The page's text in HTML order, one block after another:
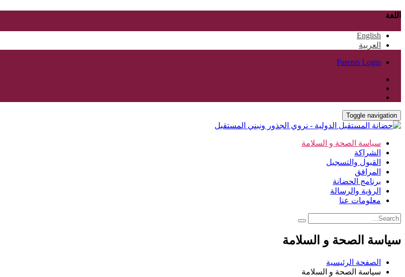
اللغة
English
العربية
Parents Login
Toggle navigation
سياسة الصحة و السلامة
الشراكة
القبول والتسجيل
المرافق
برنامج الحضانة
الرؤية والرسالة
معلومات عنا
سياسة الصحة و السلامة
الصفحة الرئيسية
سياسة الصحة و السلامة